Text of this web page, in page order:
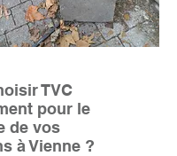
TVC
pour le
de vos
à Vienne ?